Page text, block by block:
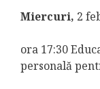
Miercuri, 2
ora 17:30
personală